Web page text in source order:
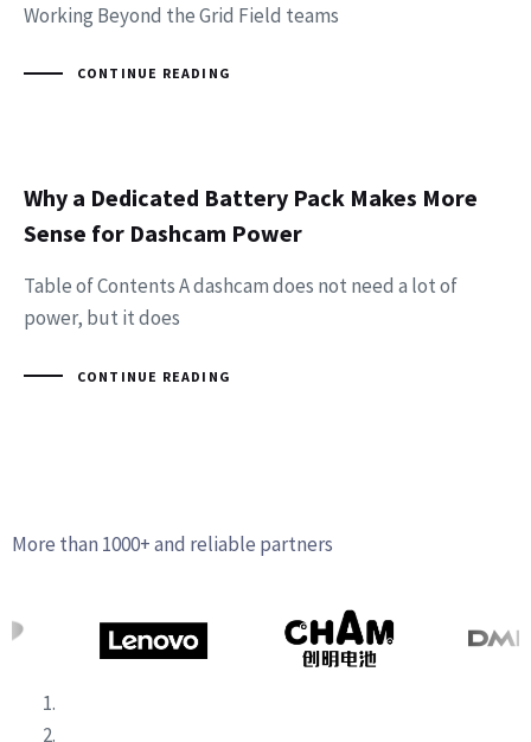
Working Beyond the Grid Field teams
CONTINUE READING
Why a Dedicated Battery Pack Makes More
Sense for Dashcam Power
Table of Contents A dashcam does not need a lot of
power, but it does
CONTINUE READING
More than 1000+ and reliable partners